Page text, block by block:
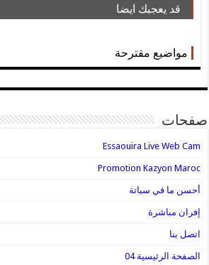
قد يعجبك ايضا
مواضيع مقترحة
صفحات
Essaouira Live Web Cam
Promotion Kazyon Maroc
أحسن ما في سباتة
إفران مباشرة
اتصل بنا
الصفحة الرئيسية 04